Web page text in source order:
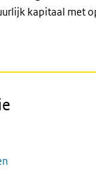
kapitaal met